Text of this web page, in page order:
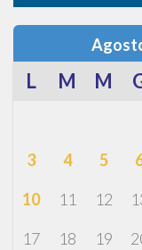
L M M
3
4 5
10
11 12
17
18 19